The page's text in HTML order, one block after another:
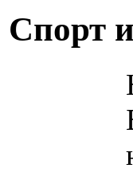
Спорт